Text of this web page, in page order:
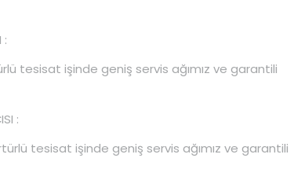
:
tesisat işinde geniş servis ağımız ve garantili
:
tesisat işinde geniş servis ağımız ve garantili